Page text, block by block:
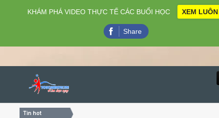
Tin hot
KHÁM PHÁ VIDEO THỰC TẾ CÁC BUỔI HỌC XEM LUÔN
Share